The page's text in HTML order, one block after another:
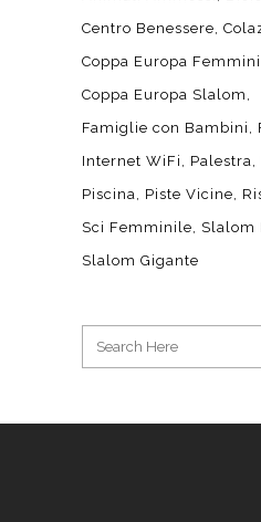
Centro Benessere
Coppa Europa
Coppa Europa Slalom
Famiglie con Bambini
Internet WiFi
Palestra
Piscina
Piste Vicine
Sci Femminile
Slalom
Slalom Gigante